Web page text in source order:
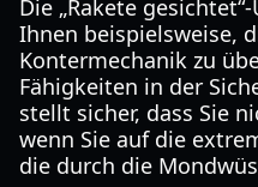
Die „Rakete
Ihnen beispielsweise,
Kontermechanik zu
Fähigkeiten in der
stellt sicher, dass Sie
wenn Sie auf die
die durch die